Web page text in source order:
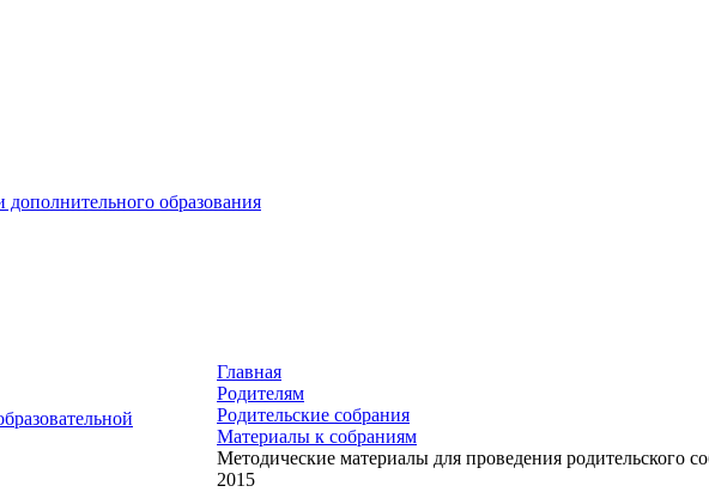
дополнительного образования
Главная
Родителям
Родительские собрания
Материалы к собраниям
Методические материалы для проведения родительского
2015